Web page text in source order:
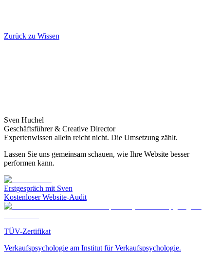
Zurück zu Wissen
Sven Huchel
Geschäftsführer & Creative Director
Expertenwissen allein reicht nicht. Die Umsetzung zählt.
Lassen Sie uns gemeinsam schauen, wie Ihre Website besser
performen kann.
Erstgespräch mit Sven
Kostenloser Website-Audit
TÜV-Zertifikat
Verkaufspsychologie am Institut für Verkaufspsychologie.